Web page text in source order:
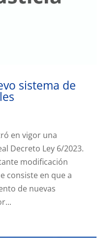
sistema de
en vigor una
Decreto Ley 6/2023.
modificación
consiste en que a
de nuevas